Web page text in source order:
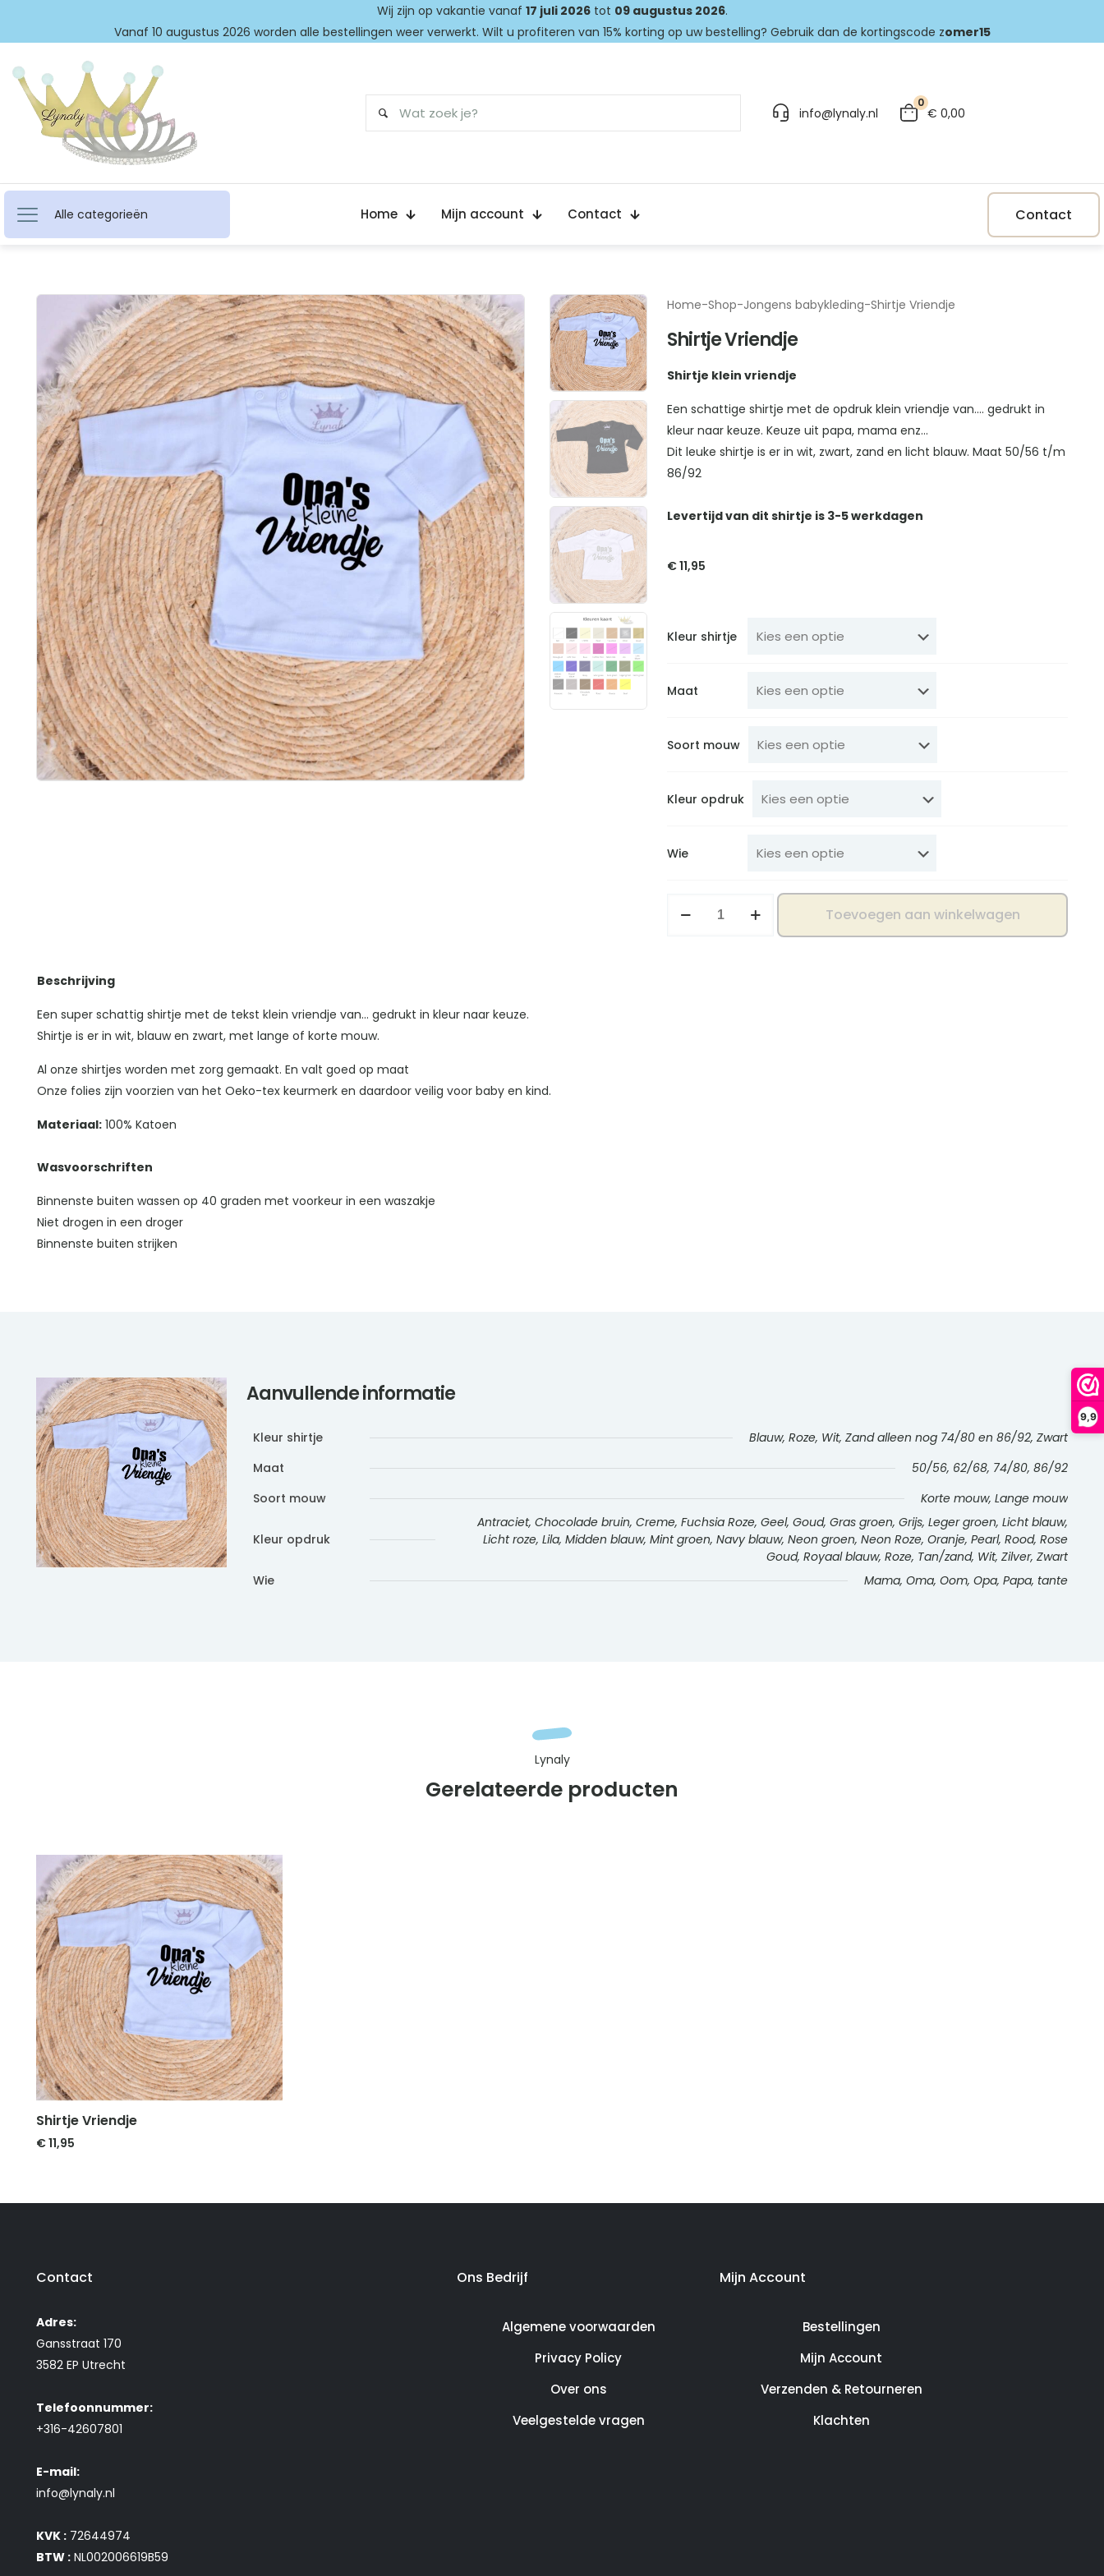
9,9
Wij zijn op vakantie vanaf 17 juli 2026tot 09 augustus 2026.
Vanaf 10 augustus 2026 worden alle bestellingen weer verwerkt. Wilt u profiteren van 15% korting op uw bestelling? Gebruik dan de kortingscode zomer15
info@lynaly.nl
0
€ 0,00
Alle categorieën Home Mijn account Contact Contact
Home-Shop-Jongens babykleding-Shirtje Vriendje
Shirtje Vriendje
Shirtje klein vriendje
Een schattige shirtje met de opdruk klein vriendje van…. gedrukt in
kleur naar keuze. Keuze uit papa, mama enz…
Dit leuke shirtje is er in wit, zwart, zand en licht blauw. Maat 50/56 t/m
86/92
Levertijd van dit shirtje is 3-5 werkdagen
€11,95
Kleur shirtje
Maat
Soort mouw
Kleur opdruk
Wie
Toevoegen aan winkelwagen
Beschrijving
Een super schattig shirtje met de tekst klein vriendje van… gedrukt in kleur naar keuze.
Shirtje is er in wit, blauw en zwart, met lange of korte mouw.
Al onze shirtjes worden met zorg gemaakt. En valt goed op maat
Onze folies zijn voorzien van het Oeko-tex keurmerk en daardoor veilig voor baby en kind.
Materiaal:100% Katoen
Wasvoorschriften
Binnenste buiten wassen op 40 graden met voorkeur in een waszakje
Niet drogen in een droger
Binnenste buiten strijken
Aanvullende informatie
Kleur shirtje
Blauw, Roze, Wit, Zand alleen nog 74/80 en 86/92, Zwart
Maat
50/56, 62/68, 74/80, 86/92
Soort mouw
Korte mouw, Lange mouw
Kleur opdruk
Antraciet, Chocolade bruin, Creme, Fuchsia Roze, Geel, Goud, Gras groen, Grijs, Leger groen, Licht blauw,
Licht roze, Lila, Midden blauw, Mint groen, Navy blauw, Neon groen, Neon Roze, Oranje, Pearl, Rood, Rose
Goud, Royaal blauw, Roze, Tan/zand, Wit, Zilver, Zwart
Wie
Mama, Oma, Oom, Opa, Papa, tante
Gerelateerde producten
Lynaly
Shirtje Vriendje
€11,95
Contact
Adres:
Gansstraat 170
3582 EP Utrecht
Telefoonnummer:
+316-42607801
E-mail:
info@lynaly.nl
KVK : 72644974
BTW : NL002006619B59
Ons Bedrijf
Algemene voorwaarden
Privacy Policy
Over ons
Veelgestelde vragen
Mijn Account
Bestellingen
Mijn Account
Verzenden & Retourneren
Klachten